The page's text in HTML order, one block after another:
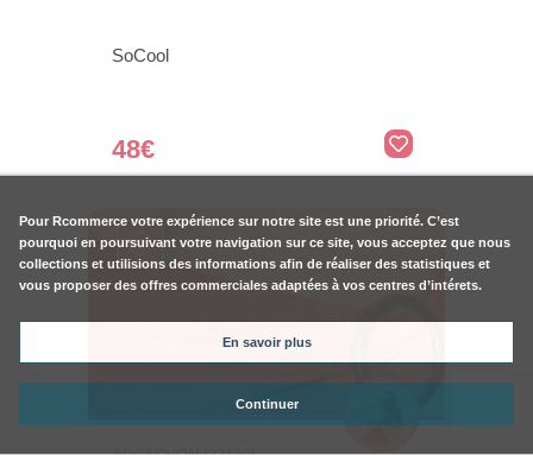
SoCool
48€
Pour Rcommerce votre expérience sur notre site est une priorité. C’est
pourquoi en poursuivant votre navigation sur ce site, vous acceptez que nous
collections et utilisions des informations afin de réaliser des statistiques et
vous proposer des offres commerciales adaptées à vos centres d’intérets.
En savoir plus
Continuer